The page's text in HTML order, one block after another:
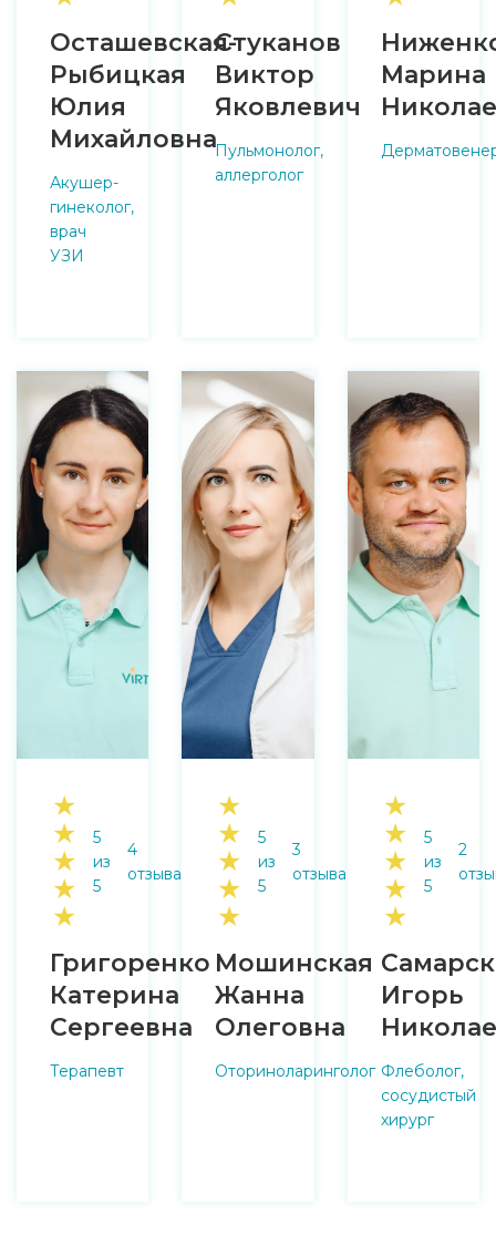
Осташевская-
Рыбицкая
Юлия
Михайловна
Акушер-
гинеколог,
врач
УЗИ
Стуканов
Виктор
Яковлевич
Пульмонолог,
аллерголог
Марина
★
★
★
★
★
5
из
5
4
отзыва
Григоренко
Катерина
Сергеевна
Терапевт
★
★
★
★
★
5
из
5
3
отзыва
Мошинская
Жанна
Олеговна
Оториноларинголог
★
★
★
★
★
5
из
5
2
Игорь
Флеболог,
сосудистый
хирург